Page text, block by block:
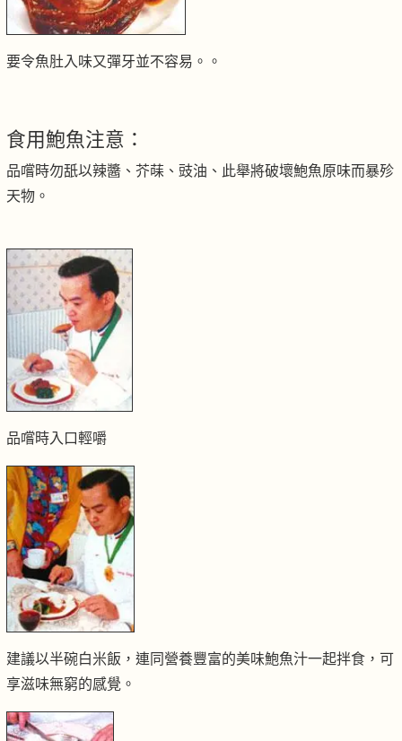
要令魚肚入味又彈牙並不容易。。
食用鮑魚注意：
品嚐時勿舐以辣醬、芥菋、豉油、此舉將破壞鮑魚原味而暴殄
天物。
品嚐時入口輕嚼
建議以半碗白米飯，連同營養豐富的美味鮑魚汁一起拌食，可
享滋味無窮的感覺。